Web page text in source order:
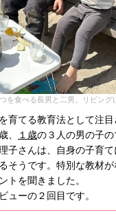
を食べる長男と二男。リビング
育てる教育法として注
、
１歳の３人の男の子
子さんは、自身の子育
そうです。特別な教材
トを聞きました。
ューの２回目です。